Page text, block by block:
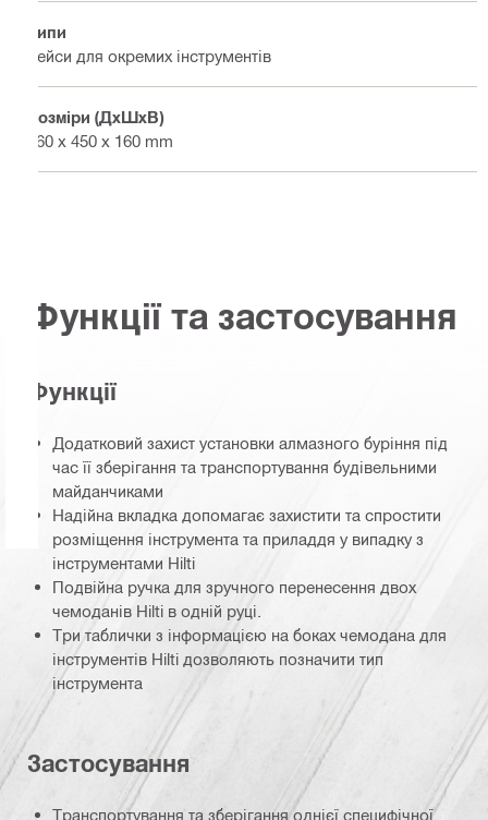
Типи
Кейси для окремих інструментів
Розміри (ДхШхВ)
560 x 450 x 160 mm
Функції та застосування
Функції
Додатковий захист установки алмазного буріння під
час її зберігання та транспортування будівельними
майданчиками
Надійна вкладка допомагає захистити та спростити
розміщення інструмента та приладдя у випадку з
інструментами Hilti
Подвійна ручка для зручного перенесення двох
чемоданів Hilti в одній руці.
Три таблички з інформацією на боках чемодана для
інструментів Hilti дозволяють позначити тип
інструмента
Застосування
Транспортування та зберігання однієї специфічної